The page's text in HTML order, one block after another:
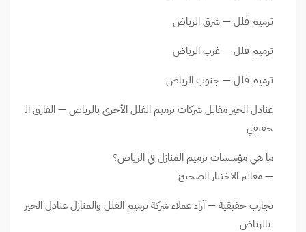
ترميم فلل — شرق الرياض
ترميم فلل — غرب الرياض
ترميم فلل — جنوب الرياض
عنادل الخير مقابل شركات ترميم الفلل الأخرى بالرياض — الفارق ال
حقيقي
ما هي مؤسسات ترميم المنازل في الرياض؟
— معايير الاختيار الصحيح
تجارب حقيقية — آراء عملاء شركة ترميم الفلل والمنازل عنادل الخير
بالرياض